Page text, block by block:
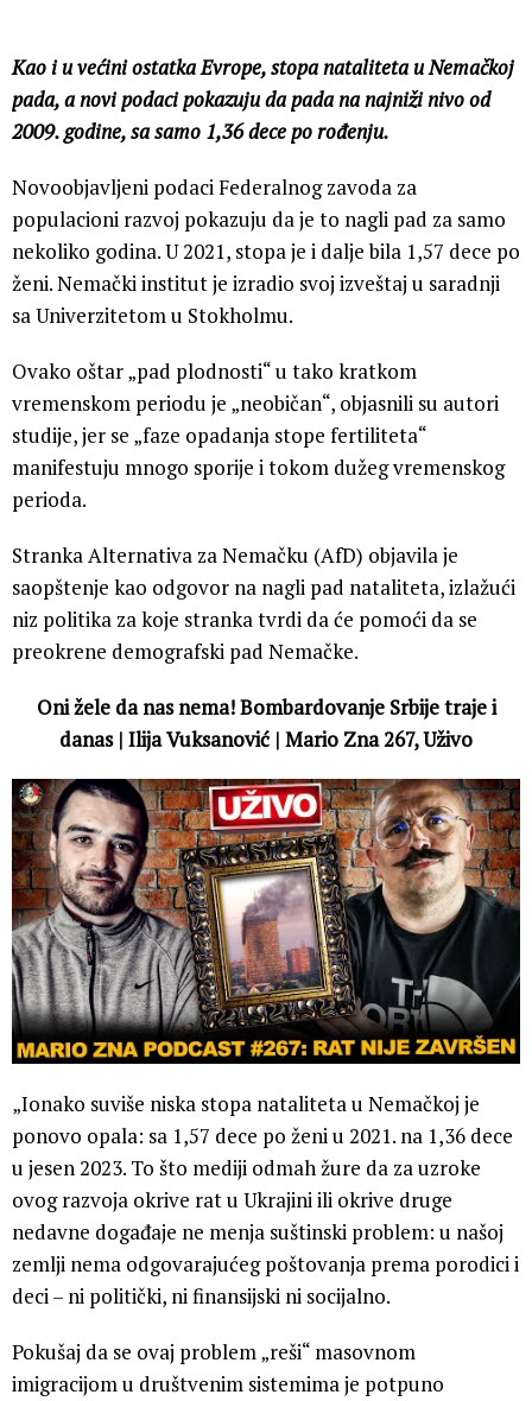
Kao i u većini ostatka Evrope, stopa nataliteta u Nemačkoj
pada, a novi podaci pokazuju da pada na najniži nivo od
2009. godine, sa samo 1,36 dece po rođenju.
Novoobjavljeni podaci Federalnog zavoda za
populacioni razvoj pokazuju da je to nagli pad za samo
nekoliko godina. U 2021, stopa je i dalje bila 1,57 dece po
ženi. Nemački institut je izradio svoj izveštaj u saradnji
sa Univerzitetom u Stokholmu.
Ovako oštar „pad plodnosti“ u tako kratkom
vremenskom periodu je „neobičan“, objasnili su autori
studije, jer se „faze opadanja stope fertiliteta“
manifestuju mnogo sporije i tokom dužeg vremenskog
perioda.
Stranka Alternativa za Nemačku (AfD) objavila je
saopštenje kao odgovor na nagli pad nataliteta, izlažući
niz politika za koje stranka tvrdi da će pomoći da se
preokrene demografski pad Nemačke.
Oni žele da nas nema! Bombardovanje Srbije traje i
danas | Ilija Vuksanović | Mario Zna 267, Uživo
„Ionako suviše niska stopa nataliteta u Nemačkoj je
ponovo opala: sa 1,57 dece po ženi u 2021. na 1,36 dece
u jesen 2023. To što mediji odmah žure da za uzroke
ovog razvoja okrive rat u Ukrajini ili okrive druge
nedavne događaje ne menja suštinski problem: u našoj
zemlji nema odgovarajućeg poštovanja prema porodici i
deci – ni politički, ni finansijski ni socijalno.
Pokušaj da se ovaj problem „reši“ masovnom
imigracijom u društvenim sistemima je potpuno